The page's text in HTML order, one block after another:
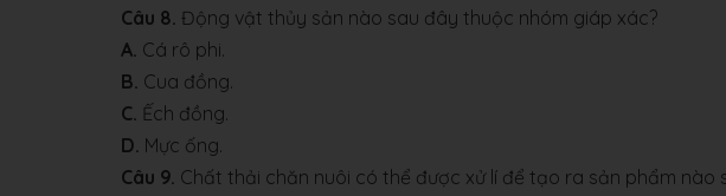
Câu 8. Động vật thủy sản nào sau đây thuộc nhóm giáp xác?
A. Cá rô phi.
B. Cua đồng.
C. Ếch đồng.
D. Mực ống.
Câu 9. Chất thải chăn nuôi có thể được xử lí để tạo ra sản phẩm nào